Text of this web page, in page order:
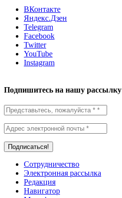
ВКонтакте
Яндекс.Дзен
Telegram
Facebook
Twitter
YouTube
Instagram
Подпишитесь на нашу рассылку
Сотрудничество
Электронная рассылка
Редакция
Навигатор